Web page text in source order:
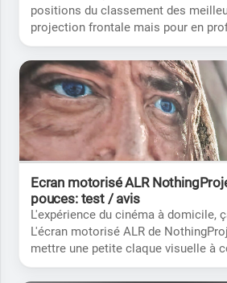
positions du classement des
projection frontale mais pour en
conscient de certaines limites.
Ecran motorisé ALR
pouces: test / avis
L'expérience du cinéma à domicile,
L'écran motorisé ALR de
mettre une petite claque visuelle à
pouvoir réunir les bonnes